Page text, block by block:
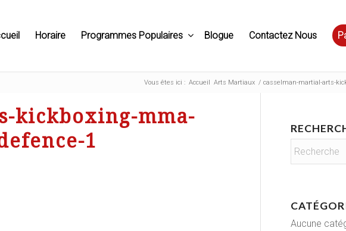
Horaire Programmes Populaires Blogue Contactez Nous
Vous êtes ici : Accueil Arts Martiaux / casselman-martial-arts-
kickboxing-mma-
1
Aucune